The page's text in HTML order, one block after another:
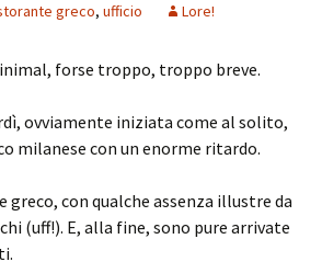
greco, ufficio Lore!
forse troppo, troppo breve.
ovviamente iniziata come al solito,
milanese con un enorme ritardo.
con qualche assenza illustre da
(uff!). E, alla fine, sono pure arrivate